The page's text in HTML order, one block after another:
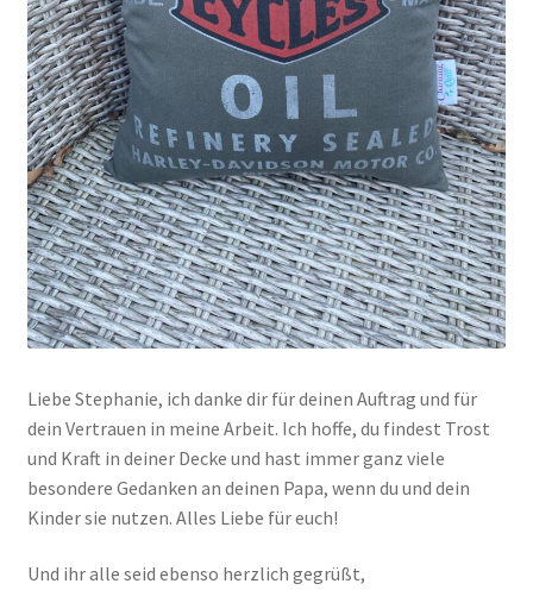
Liebe Stephanie, ich danke dir für deinen Auftrag und für
dein Vertrauen in meine Arbeit. Ich hoffe, du findest Trost
und Kraft in deiner Decke und hast immer ganz viele
besondere Gedanken an deinen Papa, wenn du und dein
Kinder sie nutzen. Alles Liebe für euch!
Und ihr alle seid ebenso herzlich gegrüßt,